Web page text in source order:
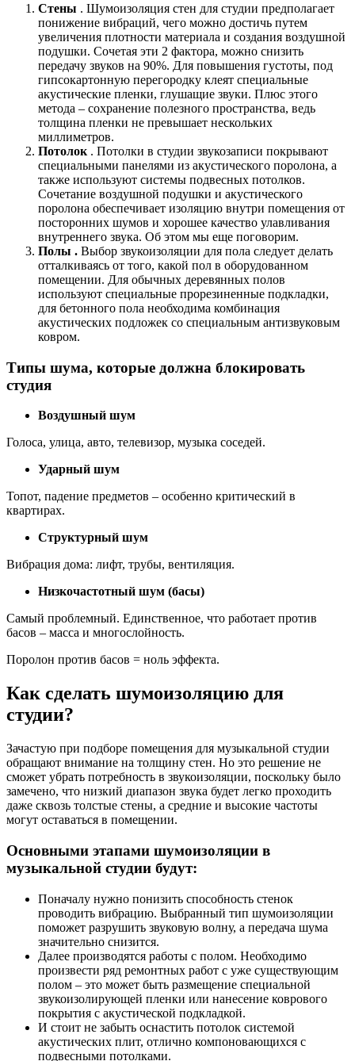
Стены . Шумоизоляция стен для студии предполагает
понижение вибраций, чего можно достичь путем
увеличения плотности материала и создания воздушной
подушки. Сочетая эти 2 фактора, можно снизить
передачу звуков на 90%. Для повышения густоты, под
гипсокартонную перегородку клеят специальные
акустические пленки, глушащие звуки. Плюс этого
метода – сохранение полезного пространства, ведь
толщина пленки не превышает нескольких
миллиметров.
Потолок . Потолки в студии звукозаписи покрывают
специальными панелями из акустического поролона, а
также используют системы подвесных потолков.
Сочетание воздушной подушки и акустического
поролона обеспечивает изоляцию внутри помещения от
посторонних шумов и хорошее качество улавливания
внутреннего звука. Об этом мы еще поговорим.
Полы . Выбор звукоизоляции для пола следует делать
отталкиваясь от того, какой пол в оборудованном
помещении. Для обычных деревянных полов
используют специальные прорезиненные подкладки,
для бетонного пола необходима комбинация
акустических подложек со специальным антизвуковым
ковром.
Типы шума, которые должна блокировать
студия
Воздушный шум
Голоса, улица, авто, телевизор, музыка соседей.
Ударный шум
Топот, падение предметов – особенно критический в
квартирах.
Структурный шум
Вибрация дома: лифт, трубы, вентиляция.
Низкочастотный шум (басы)
Самый проблемный. Единственное, что работает против
басов – масса и многослойность.
Поролон против басов = ноль эффекта.
Как сделать шумоизоляцию для
студии?
Зачастую при подборе помещения для музыкальной студии
обращают внимание на толщину стен. Но это решение не
сможет убрать потребность в звукоизоляции, поскольку было
замечено, что низкий диапазон звука будет легко проходить
даже сквозь толстые стены, а средние и высокие частоты
могут оставаться в помещении.
Основными этапами шумоизоляции в
музыкальной студии будут:
Поначалу нужно понизить способность стенок
проводить вибрацию. Выбранный тип шумоизоляции
поможет разрушить звуковую волну, а передача шума
значительно снизится.
Далее производятся работы с полом. Необходимо
произвести ряд ремонтных работ с уже существующим
полом – это может быть размещение специальной
звукоизолирующей пленки или нанесение коврового
покрытия с акустической подкладкой.
И стоит не забыть оснастить потолок системой
акустических плит, отлично компоновающихся с
подвесными потолками.